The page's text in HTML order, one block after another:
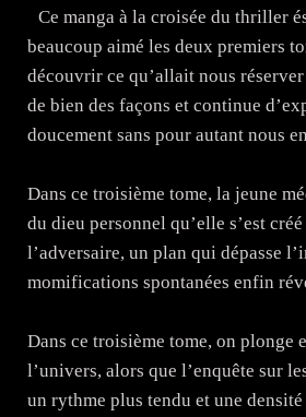
Ce manga à la croisée du thriller
beaucoup aimé les deux premiers
découvrir ce qu’allait nous
de bien des façons et continue
doucement sans pour autant nous
Dans ce troisième tome, la jeune
du dieu personnel qu’elle s’est
l’adversaire, un plan qui dépasse
momifications spontanées enfin
Dans ce troisième tome, on plonge
l’univers, alors que l’enquête sur
un rythme plus tendu et une